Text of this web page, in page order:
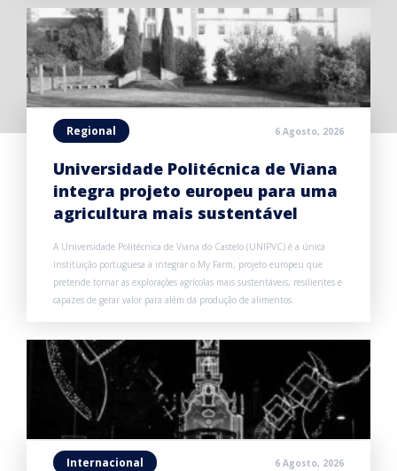
Regional 6 Agosto, 2026
Universidade Politécnica de Viana
integra projeto europeu para uma
agricultura mais sustentável
A Universidade Politécnica de Viana do Castelo (UNIPVC) é a única
instituição portuguesa a integrar o My Farm, projeto europeu que
pretende tornar as explorações agrícolas mais sustentáveis, resilientes e
capazes de gerar valor para além da produção de alimentos.
Internacional 6 Agosto, 2026